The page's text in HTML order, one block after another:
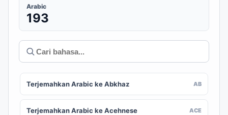
Arabic
193
Terjemahkan Arabic ke Abkhaz AB
Terjemahkan Arabic ke Acehnese ACE